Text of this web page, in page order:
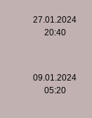
27.01.2024
20:40
09.01.2024
05:20